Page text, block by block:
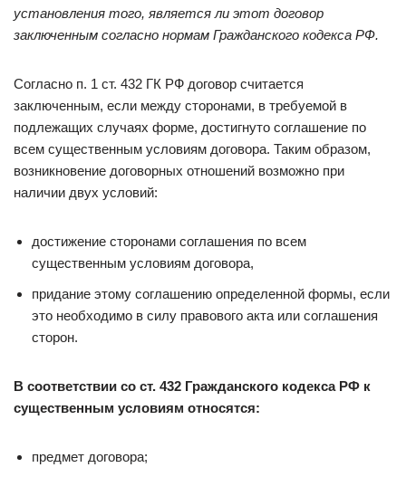
установления того, является ли этот договор
заключенным согласно нормам Гражданского кодекса РФ.
Согласно п. 1 ст. 432 ГК РФ договор считается
заключенным, если между сторонами, в требуемой в
подлежащих случаях форме, достигнуто соглашение по
всем существенным условиям договора. Таким образом,
возникновение договорных отношений возможно при
наличии двух условий:
достижение сторонами соглашения по всем
существенным условиям договора,
придание этому соглашению определенной формы, если
это необходимо в силу правового акта или соглашения
сторон.
В соответствии со ст. 432 Гражданского кодекса РФ к
существенным условиям относятся:
предмет договора;